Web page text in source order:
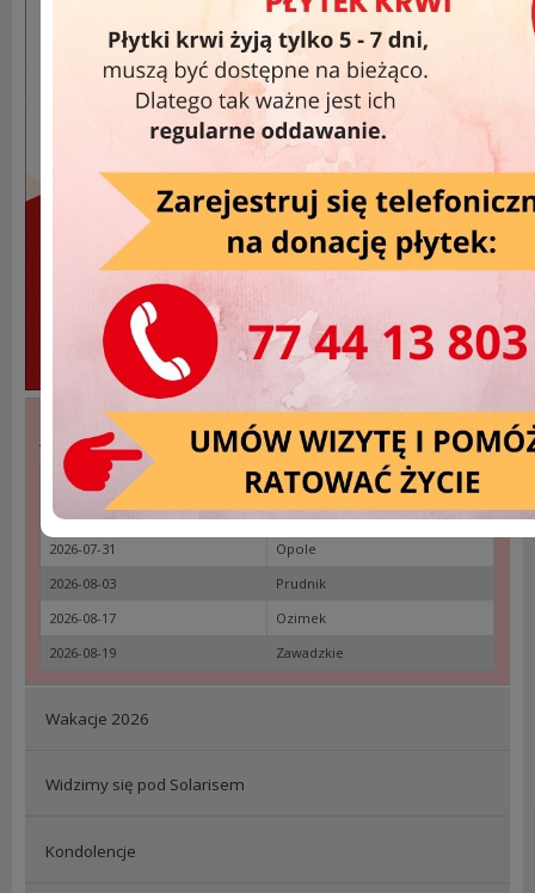
Akcje Wyjazdowe »
DATA
MIEJSCOWOŚĆ
2026-07-29
Opole
2026-07-31
Opole
2026-08-03
Prudnik
2026-08-17
Ozimek
2026-08-19
Zawadzkie
Wakacje 2026
Widzimy się pod Solarisem
Kondolencje